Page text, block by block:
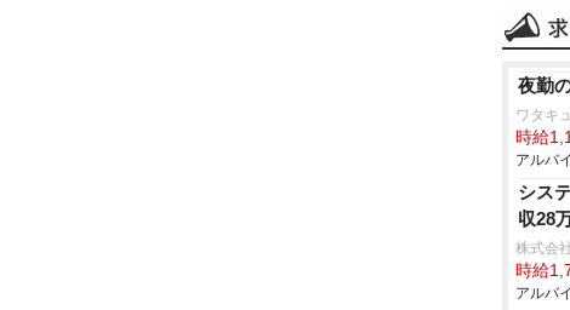
夜勤
ワタキ
時給
アルバ
シス
収28
株式会
時給
アルバ